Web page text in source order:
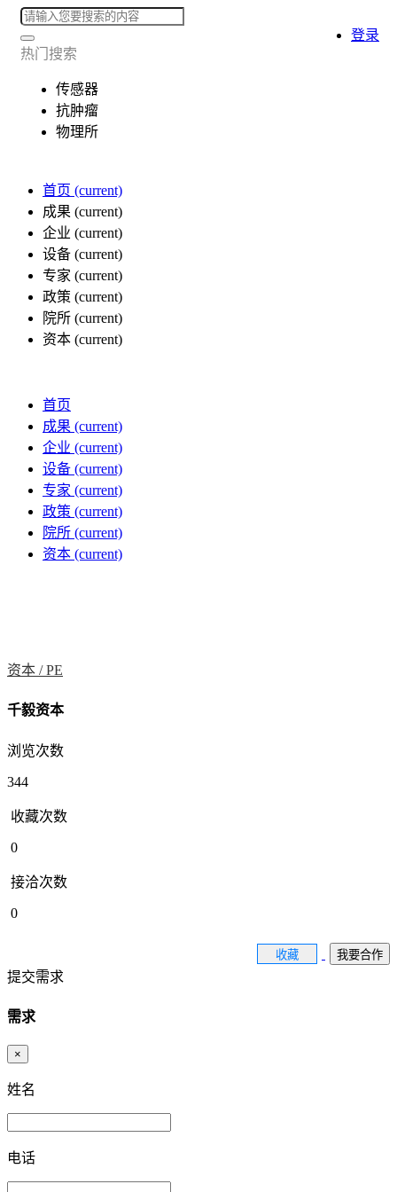
热门搜索
传感器
抗肿瘤
物理所
首页 (current)
成果 (current)
企业 (current)
设备 (current)
专家 (current)
政策 (current)
院所 (current)
资本 (current)
登录
首页
成果 (current)
企业 (current)
设备 (current)
专家 (current)
政策 (current)
院所 (current)
资本 (current)
资本 /PE
千毅资本
浏览次数
344
收藏次数
0
接洽次数
0
收藏 我要合作
提交需求
需求
×
姓名
电话